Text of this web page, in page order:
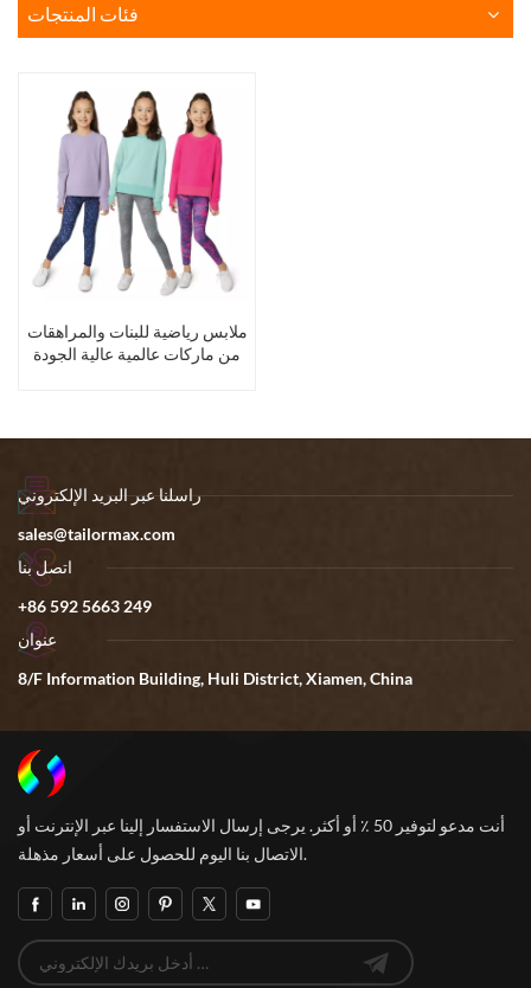
فئات المنتجات
ملابس رياضية للبنات والمراهقات
من ماركات عالمية عالية الجودة
راسلنا عبر البريد الإلكتروني
sales@tailormax.com
اتصل بنا
+86 592 5663 249
عنوان
8/F Information Building, Huli District, Xiamen, China
أنت مدعو لتوفير 50 ٪ أو أكثر. يرجى إرسال الاستفسار إلينا عبر الإنترنت أو
الاتصال بنا اليوم للحصول على أسعار مذهلة.